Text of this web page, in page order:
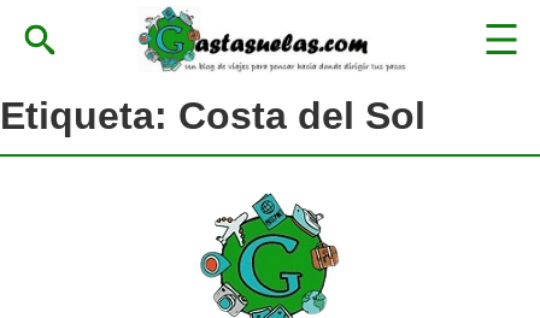
Etiqueta: Costa del Sol